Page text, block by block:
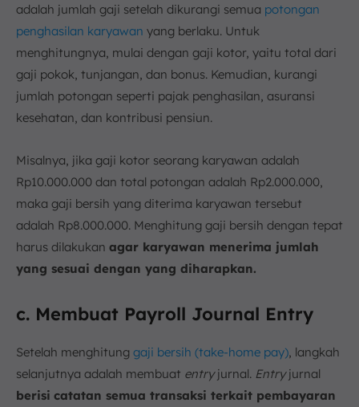
adalah jumlah gaji setelah dikurangi semua potongan
penghasilan karyawan yang berlaku. Untuk
menghitungnya, mulai dengan gaji kotor, yaitu total dari
gaji pokok, tunjangan, dan bonus. Kemudian, kurangi
jumlah potongan seperti pajak penghasilan, asuransi
kesehatan, dan kontribusi pensiun.
Misalnya, jika gaji kotor seorang karyawan adalah
Rp10.000.000 dan total potongan adalah Rp2.000.000,
maka gaji bersih yang diterima karyawan tersebut
adalah Rp8.000.000. Menghitung gaji bersih dengan tepat
harus dilakukan agar karyawan menerima jumlah
yang sesuai dengan yang diharapkan.
c. Membuat Payroll Journal Entry
Setelah menghitung gaji bersih (take-home pay) , langkah
selanjutnya adalah membuat entryjurnal. Entryjurnal
berisi catatan semua transaksi terkait pembayaran